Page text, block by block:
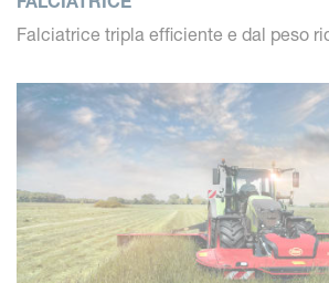
Falciatrice tripla efficiente e dal peso